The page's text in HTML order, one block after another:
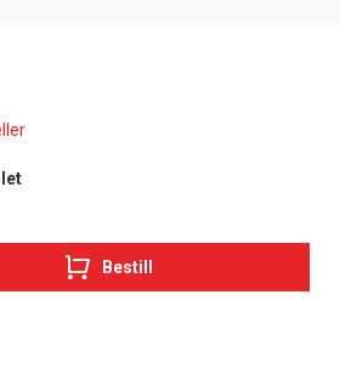
Bestill